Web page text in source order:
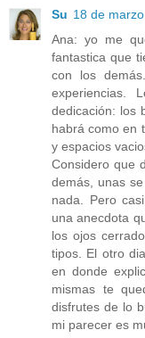
Su 18 de
Ana: yo me
fantastica que
con los
experiencias.
dedicación: los
habrá como en
y espacios
Considero que
demás, unas
nada. Pero
una anecdota
los ojos
tipos. El otro
en donde
mismas te
disfrutes de lo
mi parecer es